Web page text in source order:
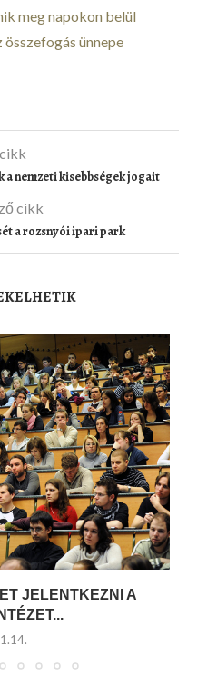
meg napokon belül
ünnepe
nemzeti kisebbségek jogait
cikk
a rozsnyói ipari park
JELENTKEZNI A